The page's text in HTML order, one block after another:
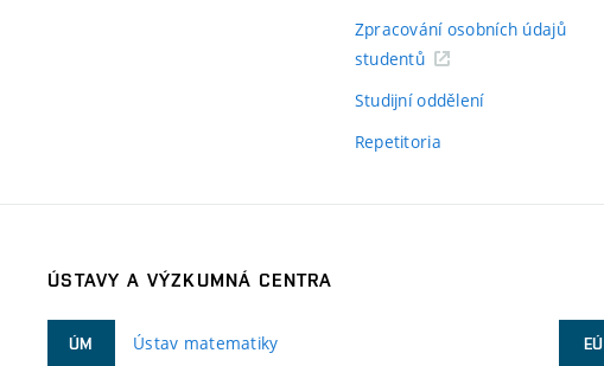
Zpracování osobních údajů
studentů
Studijní oddělení
Repetitoria
ÚSTAVY A VÝZKUMNÁ CENTRA
ÚM Ústav matematiky EÚ